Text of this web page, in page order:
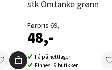
stk Omtanke grønn
Førpris 69,-
48,-
Få på nettlager
Finnes i 9 butikker
0 i